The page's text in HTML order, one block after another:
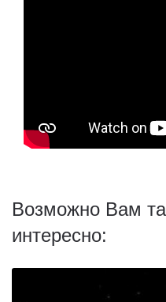
Возможно Вам
интересно: